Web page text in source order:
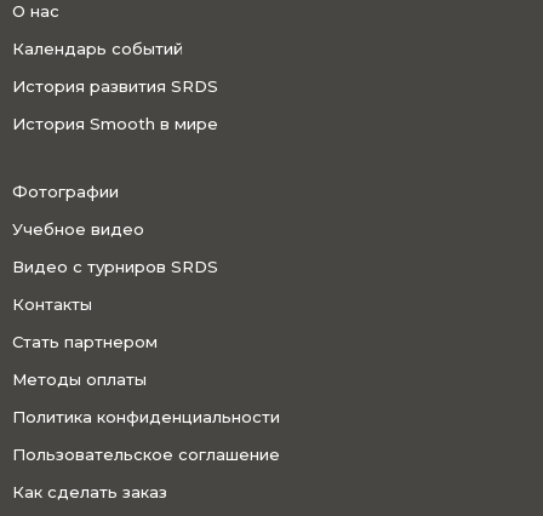
О нас
Календарь событий
История развития SRDS
История Smooth в мире
Фотографии
Учебное видео
Видео с турниров SRDS
Контакты
Стать партнером
Методы оплаты
Политика конфиденциальности
Пользовательское соглашение
Как сделать заказ